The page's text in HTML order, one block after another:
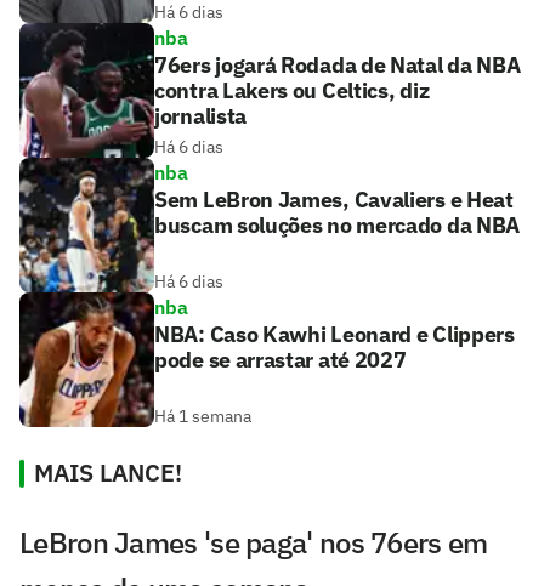
Há 6 dias
nba
76ers jogará Rodada de Natal da NBA
contra Lakers ou Celtics, diz
jornalista
Há 6 dias
nba
Sem LeBron James, Cavaliers e Heat
buscam soluções no mercado da NBA
Há 6 dias
nba
NBA: Caso Kawhi Leonard e Clippers
pode se arrastar até 2027
Há 1 semana
MAIS LANCE!
LeBron James 'se paga' nos 76ers em